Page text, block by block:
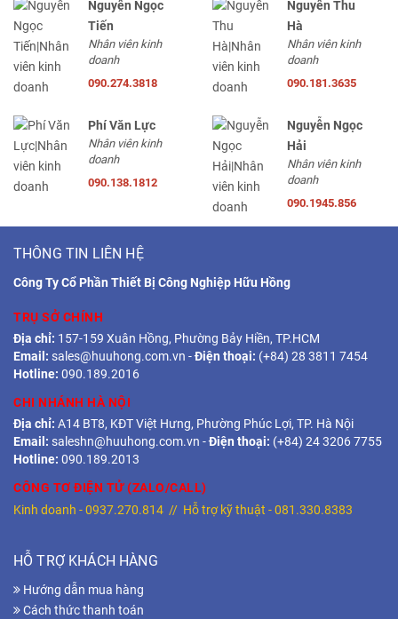
Nguyễn Ngọc
Tiến
Nhân viên kinh
doanh
090.274.3818
Nguyễn Thu
Hà
Nhân viên kinh
doanh
090.181.3635
Phí Văn Lực
Nhân viên kinh
doanh
090.138.1812
Nguyễn Ngọc
Hải
Nhân viên kinh
doanh
090.1945.856
THÔNG TIN LIÊN HỆ
Công Ty Cổ Phần Thiết Bị Công Nghiệp Hữu Hồng
TRỤ SỞ CHÍNH
Địa chỉ: 157-159 Xuân Hồng, Phường Bảy Hiền, TP.HCM
Email: sales@huuhong.com.vn -Điện thoại: (+84) 28 3811 7454
Hotline: 090.189.2016
CHI NHÁNH HÀ NỘI
Địa chỉ: A14 BT8, KĐT Việt Hưng, Phường Phúc Lợi, TP. Hà Nội
Email: saleshn@huuhong.com.vn -Điện thoại: (+84) 24 3206 7755
Hotline: 090.189.2013
CÔNG TƠ ĐIỆN TỬ (ZALO/CALL)
Kinh doanh -0937.270.814 // Hỗ trợ kỹ thuật -081.330.8383
HỖ TRỢ KHÁCH HÀNG
Hướng dẫn mua hàng
Cách thức thanh toán